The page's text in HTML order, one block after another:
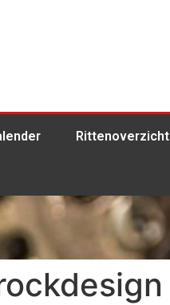
Rittenoverzicht